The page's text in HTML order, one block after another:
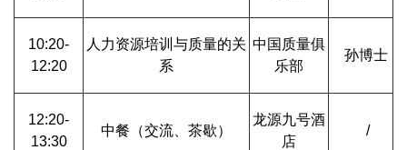
10:20-
12:20
人力资源培训与质量的关
系
中国质量俱
乐部
孙博士
12:20-
13:30
中餐（交流、茶歇）
龙源九号酒
店
/